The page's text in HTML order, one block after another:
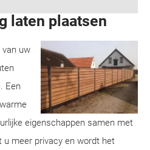
laten plaatsen
van uw
Een
eigenschappen samen met
u meer privacy en wordt het